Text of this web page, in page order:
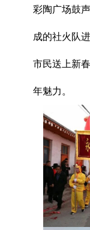
彩陶广场鼓
成的社火队
市民送上新
年魅力。